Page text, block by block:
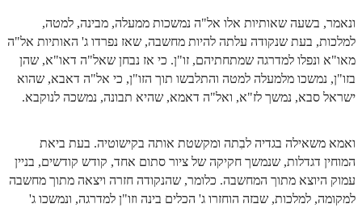
תגיות ונושאים
אודות האתר
אודות אתר הזוהר היומי
ספר הזוהר
גדולי ישראל על הזוהר
ונאמר, בשעה שאותיות אלו אל"ה נמשכות ממעלה, מבינה, למטה,
למלכות, בעת שנקודה עלתה להיות מחשבה, שאז נפרדו ג' האותיות אל"ה
מאו"א ונפלו למדרגה שמתחתיהם, זו"ן. כי אז נבחן שאל"ה דאו"א, שהן
בזו"ן, נמשכו מלמעלה למטה והתלבשו תוך הזו"ן, כי אל"ה דאבא, שהוא
ישראל סבא, נמשך לז"א, ואל"ה דאמא, שהיא תבונה, נמשכה לנוקבא.
ואמא משאילה בגדיה לבִתה ומקשטת אותה בקישוטיה. בעת ביאת
המוחין דגדלות, שנמשך חקיקה של ציור סתום אחד, קודש קודשים, בניין
עמוק היוצא מתוך המחשבה. כלומר, שהנקודה חזרה ויצאה מתוך מחשבה
למקומה, למלכות, שבזה הוחזרו ג' הכלים בינה וזו"ן למדרגה, ונמשכו ג'